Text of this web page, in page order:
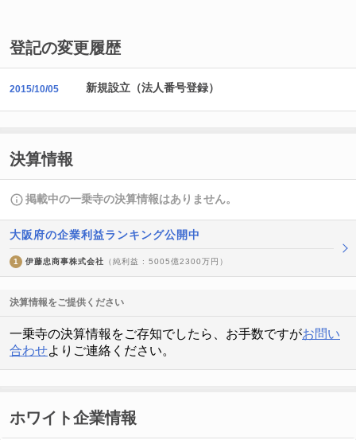
登記の変更履歴
2015/10/05 新規設立（法人番号登録）
決算情報
掲載中の一乗寺の決算情報はありません。
大阪府の企業利益ランキング公開中
1 伊藤忠商事株式会社 （純利益 : 5005億2300万円）
決算情報をご提供ください
一乗寺の決算情報をご存知でしたら、お手数ですがお問い
合わせよりご連絡ください。
ホワイト企業情報